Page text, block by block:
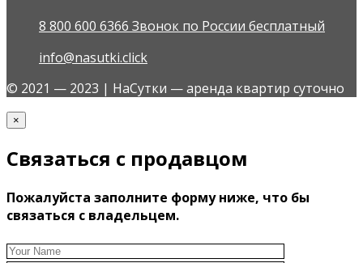
8 800 600 6366 Звонок по России бесплатный
info@nasutki.click
© 2021 — 2023 | НаСутки — аренда квартир суточно
×
Связаться с продавцом
Пожалуйста заполните форму ниже, что бы
связаться с владельцем.